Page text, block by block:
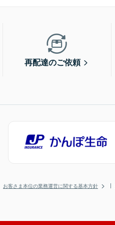
再配達のご依頼
お客さま本位の業務運営に関する基本方針